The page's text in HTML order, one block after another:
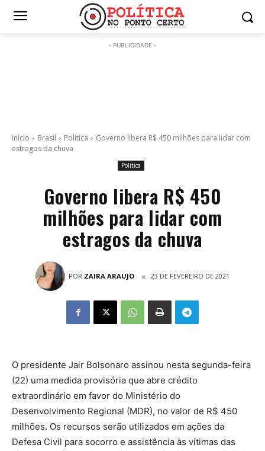
- PUBLICIDADE -
Início Brasil Política
Governo libera R$ 450 milhões para lidar com
estragos da chuva
Política
Governo libera R$ 450
milhões para lidar com
estragos da chuva
POR ZAIRA ARAUJO 23 DE FEVEREIRO DE 2021
O presidente Jair Bolsonaro assinou nesta segunda-feira
(22) uma medida provisória que abre crédito
extraordinário em favor do Ministério do
Desenvolvimento Regional (MDR), no valor de R$ 450
milhões. Os recursos serão utilizados em ações da
Defesa Civil para socorro e assistência às vítimas das